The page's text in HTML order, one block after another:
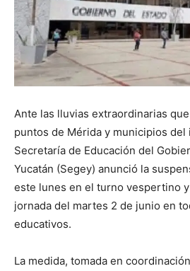
Ante las lluvias extraordinarias
puntos de Mérida y municipios
Secretaría de Educación del
Yucatán (Segey) anunció la
este lunes en el turno vespertino
jornada del martes 2 de junio en
educativos.
La medida, tomada en